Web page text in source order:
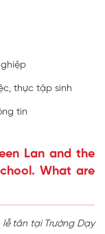
thực tập sinh
tin
Lan and the
What are
tân tại Trường Dạy